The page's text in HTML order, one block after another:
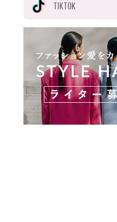
TIKTOK